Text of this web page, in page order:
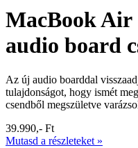
MacBook Air
audio board
Az új audio boarddal
tulajdonságot, hogy ismét
csendből megszületve
39.990,- Ft
Mutasd a részleteket »